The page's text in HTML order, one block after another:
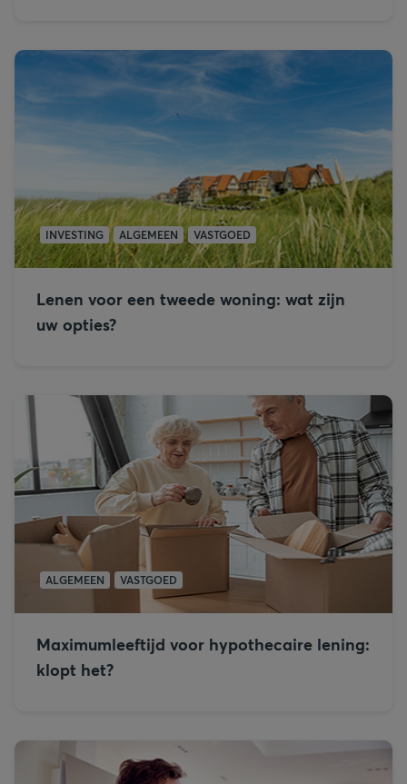
INVESTING ALGEMEEN VASTGOED
Lenen voor een tweede woning: wat zijn
uw opties?
ALGEMEEN VASTGOED
Maximumleeftijd voor hypothecaire lening:
klopt het?